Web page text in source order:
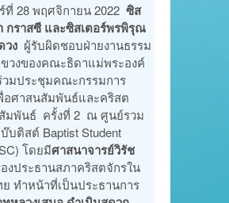
ที่ 28 พฤศจิกายน 2022 ซิส
กราสซี และซิสเตอร์พรพิรุณ
วง ผู้รับผิดชอบฝ่ายงานธรรม
วงของคณะธิดาแม่พระองค์
มประชุมคณะกรรมการ
อศาสนสัมพันธ์และคริสต
มพันธ์ ครั้งที่ 2 ณ ศูนย์รวม
บติสต์ Baptist Student
โดยมีศาสนาจารย์วิรัช
งประธานสภาคริสตจักรใน
ย ทำหน้าที่เป็นประธานการ